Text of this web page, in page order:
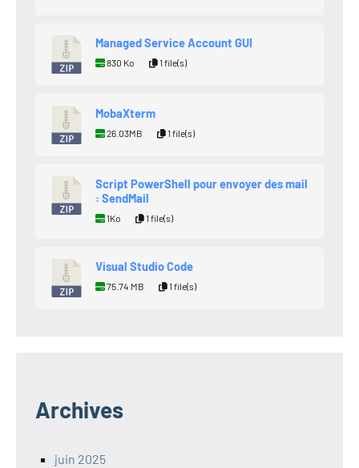
Managed Service Account GUI
830 Ko 1 file(s)
MobaXterm
26.03MB 1 file(s)
Script PowerShell pour envoyer des mail
: SendMail
1Ko 1 file(s)
Visual Studio Code
75.74 MB 1 file(s)
Archives
juin 2025